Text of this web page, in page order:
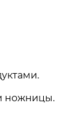
ножницы.